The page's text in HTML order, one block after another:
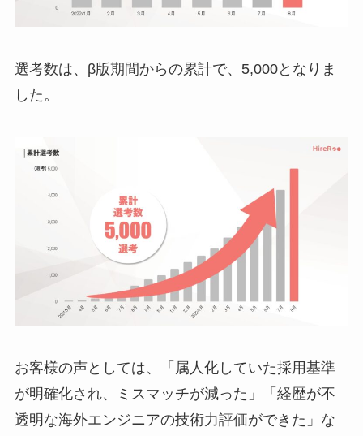
選考数は、β版期間からの累計で、5,000となりま
した。
お客様の声としては、「属人化していた採用基準
が明確化され、ミスマッチが減った」「経歴が不
透明な海外エンジニアの技術力評価ができた」な